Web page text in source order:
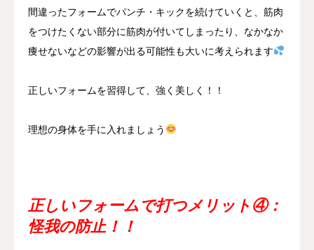
間違ったフォームでパンチ・キックを続けていくと、筋肉
をつけたくない部分に筋肉が付いてしまったり、なかなか
痩せないなどの影響が出る可能性も大いに考えられます
正しいフォームを習得して、強く美しく！！
理想の身体を手に入れましょう
正しいフォームで打つメリット④：
怪我の防止！！